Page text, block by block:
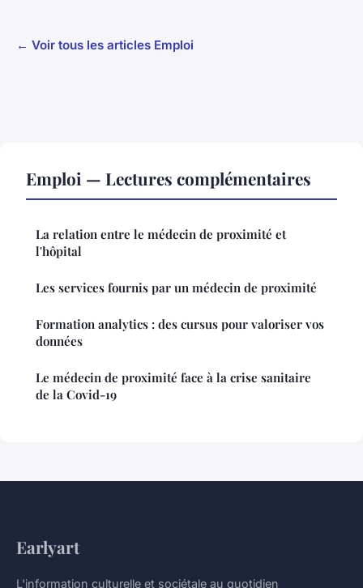
← Voir tous les articles Emploi
Emploi — Lectures complémentaires
La relation entre le médecin de proximité et
l'hôpital
Les services fournis par un médecin de proximité
Formation analytics : des cursus pour valoriser vos
données
Le médecin de proximité face à la crise sanitaire
de la Covid-19
Earlyart
L'information culturelle et sociétale au quotidien